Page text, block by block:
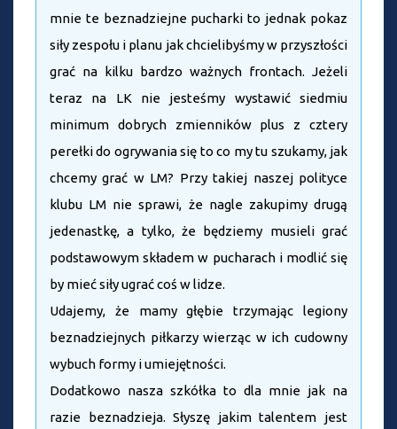
mnie te beznadziejne pucharki to jednak pokaz
siły zespołu i planu jak chcielibyśmy w przyszłości
grać na kilku bardzo ważnych frontach. Jeżeli
teraz na LK nie jesteśmy wystawić siedmiu
minimum dobrych zmienników plus z cztery
perełki do ogrywania się to co my tu szukamy, jak
chcemy grać w LM? Przy takiej naszej polityce
klubu LM nie sprawi, że nagle zakupimy drugą
jedenastkę, a tylko, że będziemy musieli grać
podstawowym składem w pucharach i modlić się
by mieć siły ugrać coś w lidze.
Udajemy, że mamy głębie trzymając legiony
beznadziejnych piłkarzy wierząc w ich cudowny
wybuch formy i umiejętności.
Dodatkowo nasza szkółka to dla mnie jak na
razie beznadzieja. Słyszę jakim talentem jest